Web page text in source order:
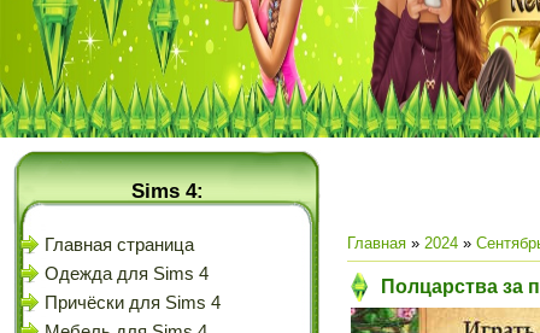
Sims 4:
Главная страница
Одежда для Sims 4
Причёски для Sims 4
Главная » 2024 »
Полцарства за